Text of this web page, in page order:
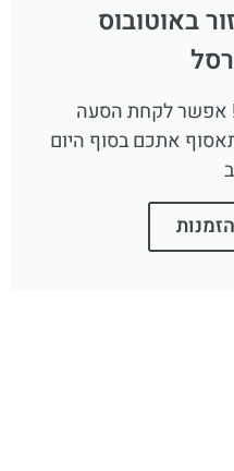
באוטובוס
אפשר לקחת הסעה
אתכם בסוף היום